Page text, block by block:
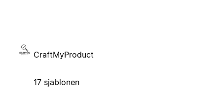
CraftMyProduct
17 sjablonen